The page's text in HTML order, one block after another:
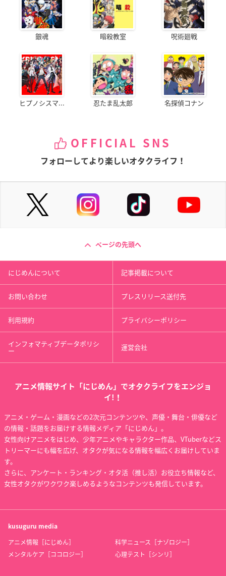
銀魂 暗殺教室 呪術廻戦
ヒプノシスマ... 忍たま乱太郎 名探偵コナン
OFFICIAL SNS
フォローしてより楽しいオタクライフ！
ページの先頭へ
にじめんについて 記事掲載について
お問い合わせ プレスリリース送付先
利用規約 プライバシーポリシー
インフォマティブデータポリシ
ー 運営会社
アニメ情報サイト「にじめん」でオタクライフをエンジョ
イ!！
アニメ・ゲーム・漫画などの2次元コンテンツや、声優・舞台・俳優など
の情報・話題をお届けする情報メディア「にじめん」。
女性向けアニメをはじめ、少年アニメやキャラクター作品、VTuberなどス
トリーマーにも幅を広げ、オタクが気になる情報を幅広くお届けしていま
す。
さらに、アンケート・ランキング・オタ活（推し活）お役立ち情報など、
女性オタクがワクワク楽しめるようなコンテンツも発信しています。
kusuguru media
アニメ情報［にじめん］
科学ニュース［ナゾロジー］
メンタルケア［ココロジー］
心理テスト［シンリ］